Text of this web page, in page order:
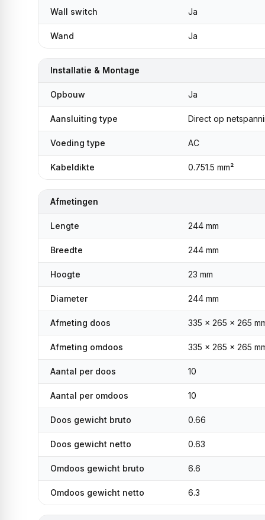
Wall switch Ja
Wand Ja
Installatie & Montage
Opbouw Ja
Aansluiting type Direct op
Voeding type AC
Kabeldikte 0.751.5 mm²
Afmetingen
Lengte 244 mm
Breedte 244 mm
Hoogte 23 mm
Diameter 244 mm
Afmeting doos 335 x 265 x 265
Afmeting omdoos 335 x 265 x 265
Aantal per doos 10
Aantal per omdoos 10
Doos gewicht bruto 0.66
Doos gewicht netto 0.63
Omdoos gewicht bruto 6.6
Omdoos gewicht netto 6.3